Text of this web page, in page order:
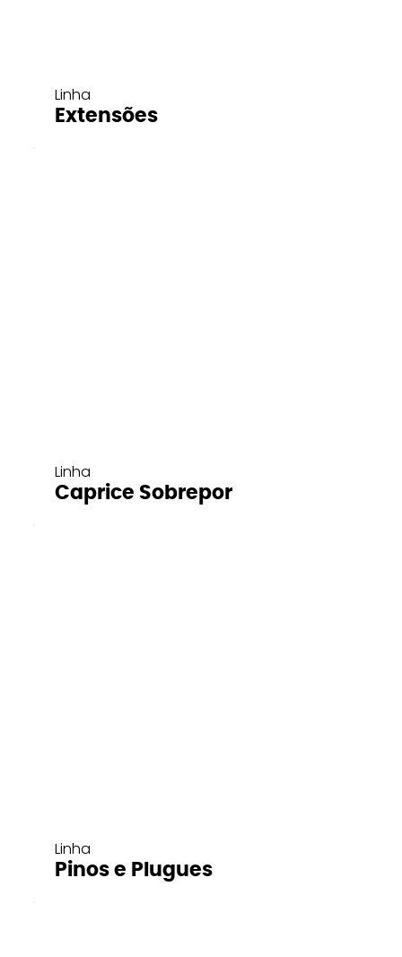
Linha
Extensões
Linha
Caprice Sobrepor
Linha
Pinos e Plugues